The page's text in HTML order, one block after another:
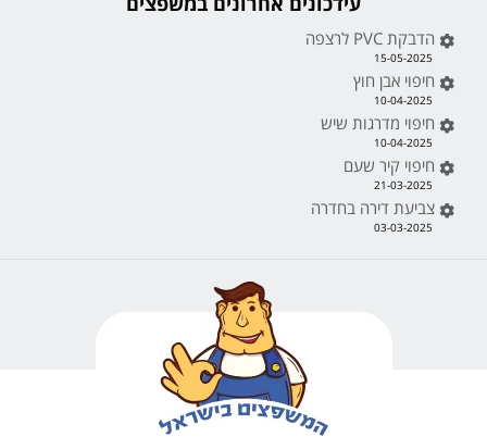
הדבקת PVC לרצפה
15-05-2025
חיפוי אבן חוץ
10-04-2025
חיפוי מדרגות שיש
10-04-2025
חיפוי קיר שעם
21-03-2025
צביעת דירה בחדרה
03-03-2025